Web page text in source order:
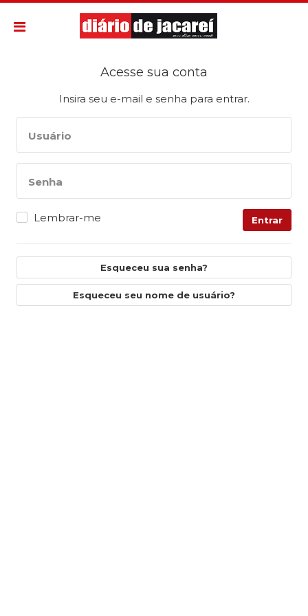
Acesse sua conta
Insira seu e-mail e senha para entrar.
Usuário
Senha
Lembrar-me Entrar
Esqueceu sua senha?
Esqueceu seu nome de usuário?